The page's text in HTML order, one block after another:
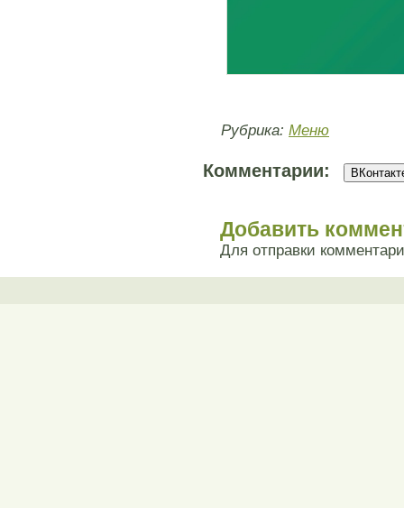
Рубрика: Меню
Комментарии:
Добавить
Для отправки